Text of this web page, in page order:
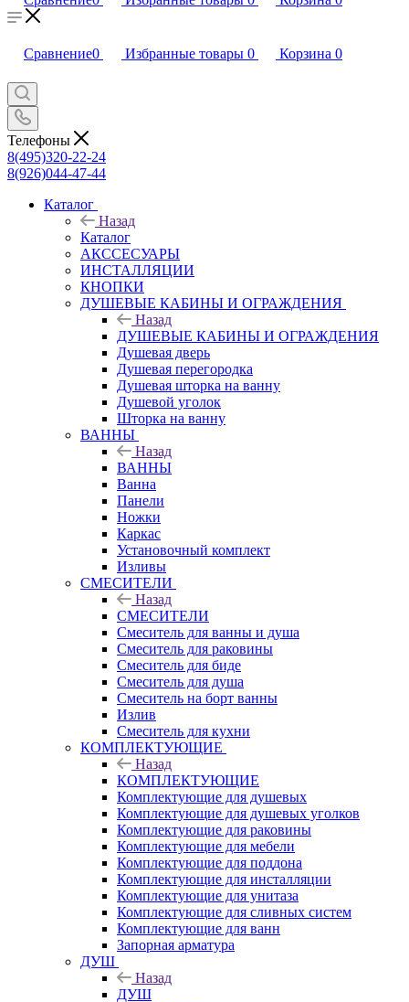
Сравнение0 Избранные товары 0 Корзина 0
Телефоны
8(495)320-22-24
8(926)044-47-44
Каталог
Назад
Каталог
АКССЕСУАРЫ
ИНСТАЛЛЯЦИИ
КНОПКИ
ДУШЕВЫЕ КАБИНЫ И ОГРАЖДЕНИЯ
Назад
ДУШЕВЫЕ КАБИНЫ И ОГРАЖДЕНИЯ
Душевая дверь
Душевая перегородка
Душевая шторка на ванну
Душевой уголок
Шторка на ванну
ВАННЫ
Назад
ВАННЫ
Ванна
Панели
Ножки
Каркас
Установочный комплект
Изливы
СМЕСИТЕЛИ
Назад
СМЕСИТЕЛИ
Смеситель для ванны и душа
Смеситель для раковины
Смеситель для биде
Смеситель для душа
Смеситель на борт ванны
Излив
Смеситель для кухни
КОМПЛЕКТУЮЩИЕ
Назад
КОМПЛЕКТУЮЩИЕ
Комплектующие для душевых
Комплектующие для душевых уголков
Комплектующие для раковины
Комплектующие для мебели
Комплектующие для поддона
Комплектующие для инсталляции
Комплектующие для унитаза
Комплектующие для сливных систем
Комплектующие для ванн
Запорная арматура
ДУШ
Назад
ДУШ